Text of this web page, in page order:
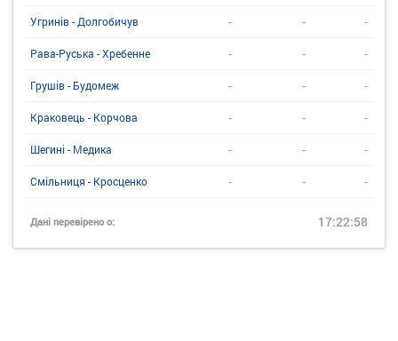
Угринiв - Долгобичув - - -
Рава-Руська - Хребенне - - -
Грушів - Будомеж - - -
Краковець - Корчова - - -
Шегині - Медика - - -
Смільниця - Кросценко - - -
Дані перевірено о: 17:22:58